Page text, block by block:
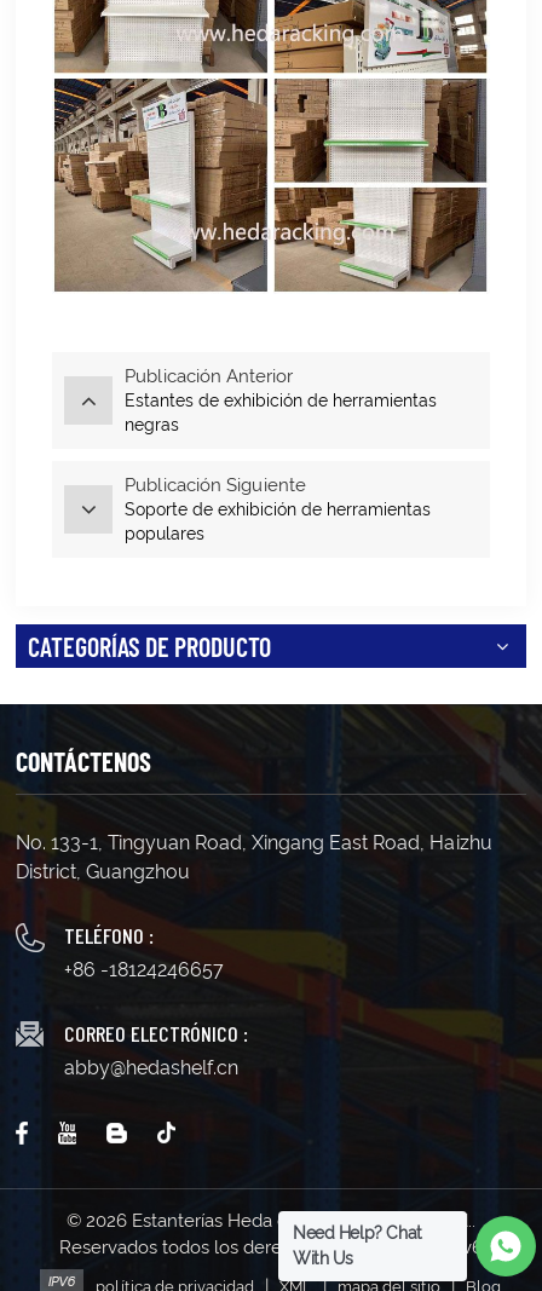
Publicación Anterior
Estantes de exhibición de herramientas
negras
Publicación Siguiente
Soporte de exhibición de herramientas
populares
CATEGORÍAS DE PRODUCTO
CONTÁCTENOS
No. 133-1, Tingyuan Road, Xingang East Road, Haizhu
District, Guangzhou
TELÉFONO :
+86 -18124246657
CORREO ELECTRÓNICO :
abby@hedashelf.cn
© 2026 Estanterías Heda de Guangzhou Co., Ltd..
Reservados todos los derechos . | Soporta red IPv6
política de privacidad | XML | mapa del sitio | Blog
Need Help? Chat
With Us